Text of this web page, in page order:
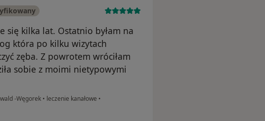
się kilka lat. Ostatnio byłam na
która po kilku wizytach
zęba. Z powrotem wróciłam
sobie z moimi nietypowymi
-Węgorek • leczenie kanałowe •